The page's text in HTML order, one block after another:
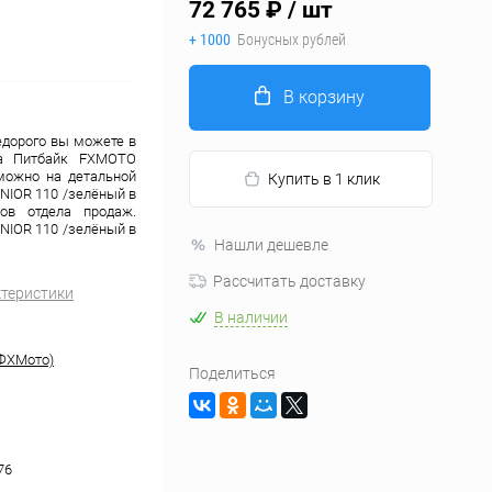
вы можете в
Питбайк FXMOTO
на детальной
110 /зелёный в
отдела продаж.
110 /зелёный в
72 765 ₽ / шт
+ 1000 Бонусных рублей
В корзину
Купить в 1 клик
Нашли дешевле
Рассчитать доставку
В наличии
Поделиться